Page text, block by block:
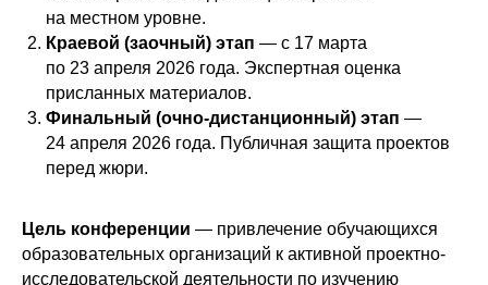
на местном уровне.
Краевой (заочный) этап — с 17 марта
по 23 апреля 2026 года. Экспертная оценка
присланных материалов.
Финальный (очно-дистанционный) этап —
24 апреля 2026 года. Публичная защита проектов
перед жюри.
Цель конференции — привлечение обучающихся
образовательных организаций к активной проектно-
исследовательской деятельности по изучению